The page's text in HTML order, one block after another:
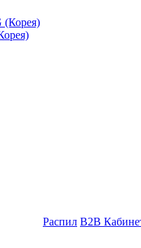
Распил B2B